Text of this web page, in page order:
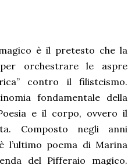
è il pretesto che la
orchestrare le aspre
contro il filisteismo.
fondamentale della
e il corpo, ovvero il
Composto negli anni
l’ultimo poema di Marina
del Pifferaio magico.